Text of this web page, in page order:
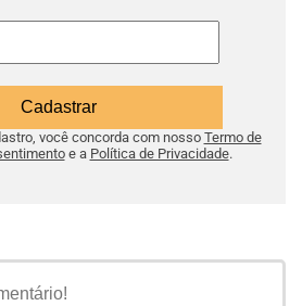
você concorda com nosso Termo de
e a Política de Privacidade.